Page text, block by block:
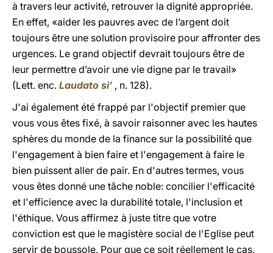
à travers leur activité, retrouver la dignité appropriée.
En effet, «aider les pauvres avec de l’argent doit
toujours être une solution provisoire pour affronter des
urgences. Le grand objectif devrait toujours être de
leur permettre d’avoir une vie digne par le travail»
(Lett. enc. Laudato si’, n. 128).
J'ai également été frappé par l'objectif premier que
vous vous êtes fixé, à savoir raisonner avec les hautes
sphères du monde de la finance sur la possibilité que
l'engagement à bien faire et l'engagement à faire le
bien puissent aller de pair. En d'autres termes, vous
vous êtes donné une tâche noble: concilier l'efficacité
et l'efficience avec la durabilité totale, l'inclusion et
l'éthique. Vous affirmez à juste titre que votre
conviction est que le magistère social de l'Eglise peut
servir de boussole. Pour que ce soit réellement le cas,